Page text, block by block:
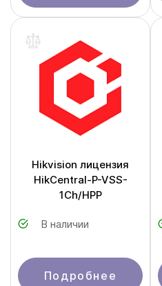
Hikvision лицензия
HikCentral-P-VSS-
1Ch/HPP
В наличии
Подробнее